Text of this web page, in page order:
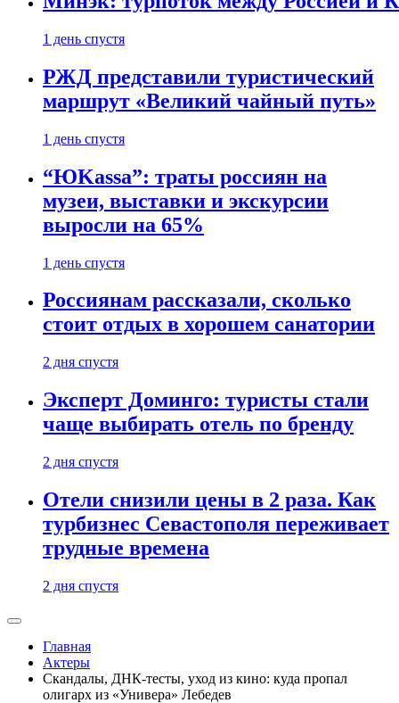
1 день спустя
РЖД представили туристический
маршрут «Великий чайный путь»
1 день спустя
“ЮKassa”: траты россиян на
музеи, выставки и экскурсии
выросли на 65%
1 день спустя
Россиянам рассказали, сколько
стоит отдых в хорошем санатории
2 дня спустя
Эксперт Доминго: туристы стали
чаще выбирать отель по бренду
2 дня спустя
Отели снизили цены в 2 раза. Как
турбизнес Севастополя переживает
трудные времена
2 дня спустя
Главная
Актеры
Скандалы, ДНК-тесты, уход из кино: куда пропал
олигарх из «Универа» Лебедев